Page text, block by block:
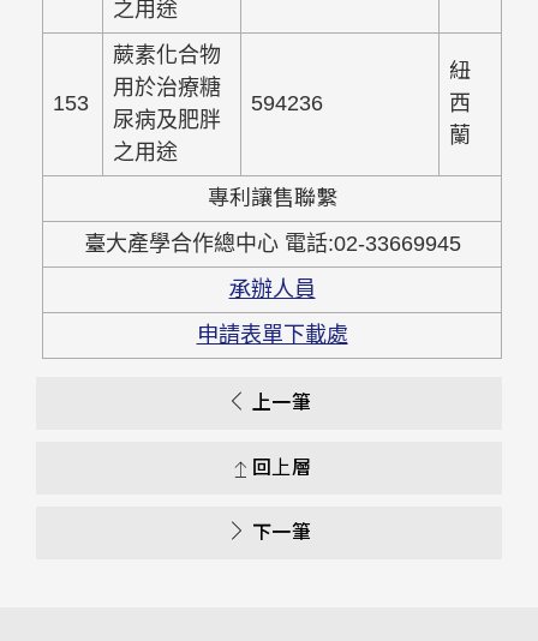
之用途
153
蕨素化合物
用於治療糖
尿病及肥胖
之用途
594236
紐
西
蘭
專利讓售聯繫
臺大產學合作總中心 電話:02-33669945
承辦人員
申請表單下載處
上一筆
回上層
下一筆